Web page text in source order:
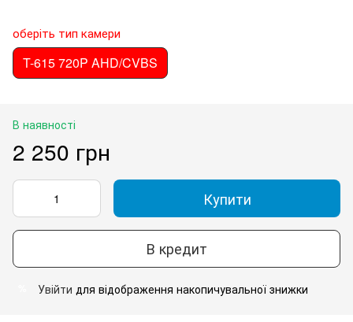
оберіть тип камери
T-615 720P AHD/CVBS
В наявності
2 250 грн
Купити
В кредит
Увійти для відображення накопичувальної знижки